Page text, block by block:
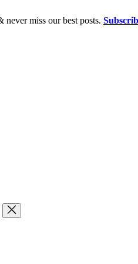
never miss our best posts.